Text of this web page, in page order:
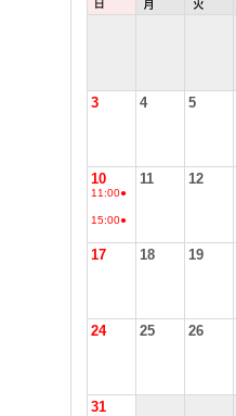
3 4 5
10
11:00●
15:00●
11 12
17 18 19
24 25 26
31